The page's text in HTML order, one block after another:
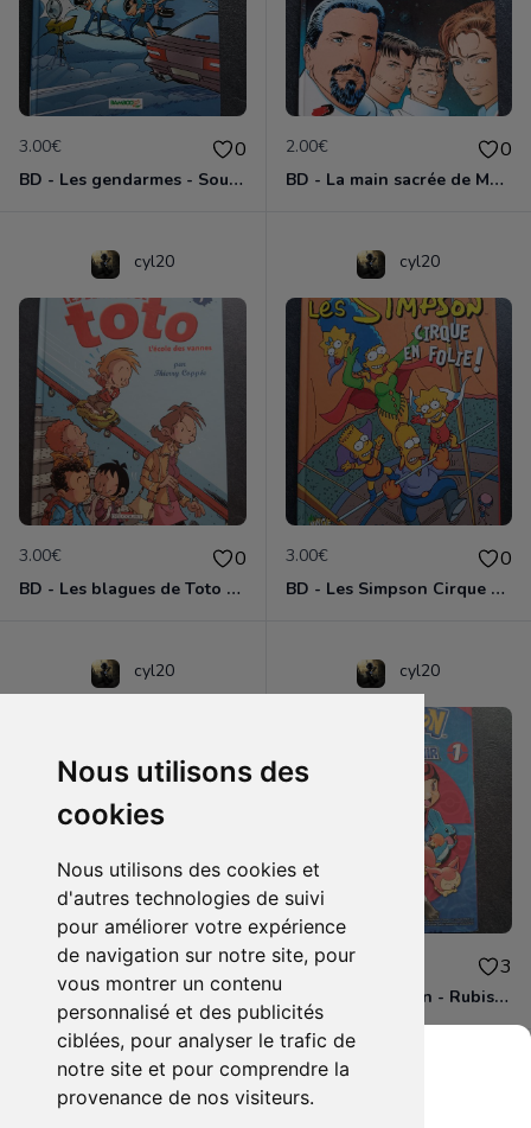
Nous utilisons des
cookies
Nous utilisons des cookies et
d'autres technologies de suivi
pour améliorer votre expérience
de navigation sur notre site, pour
vous montrer un contenu
personnalisé et des publicités
ciblées, pour analyser le trafic de
notre site et pour comprendre la
provenance de nos visiteurs.
3.00€ 0
BD - Les gendarmes - Souriez, vous êtes flashés - Tome 5
2.00€ 0
BD - La main sacrée de Metallica
cyl20
3.00€ 0
BD - Les blagues de Toto - L'école des vannes - Tome 1
cyl20
3.00€ 0
BD - Les Simpson Cirque en folie ! - Tome 11
cyl20
3.00€ 0
BD - Les Simpson - Sous les projecteurs - Tome 13
cyl20
4.00€ 3
Manga - Pokémon - Rubis et Saphir - Tome 1